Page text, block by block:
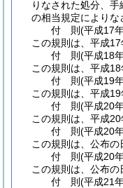
りなされた処分、
の相当規定によりな
付 則(平成17
この規則は、平成17
付 則(平成18
この規則は、平成18
付 則(平成19
この規則は、平成19
付 則(平成20
この規則は、平成20
付 則(平成20
この規則は、公布の
付 則(平成20
この規則は、公布の
付 則(平成21